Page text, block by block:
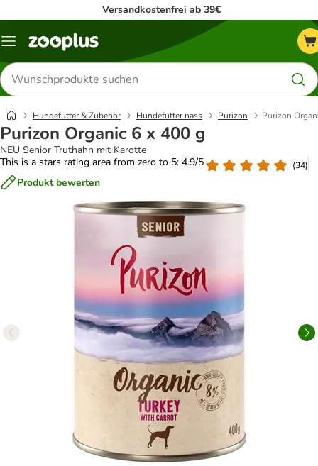
Versandkostenfrei ab 39€
Menü
Produkte
suchen
Hundefutter & Zubehör Hundefutter nass Purizon Purizon
Purizon Organic 6 x 400 g
NEU Senior Truthahn mit Karotte
This is a stars rating area from zero to 5: 4.9/5
(34)
Produkt bewerten